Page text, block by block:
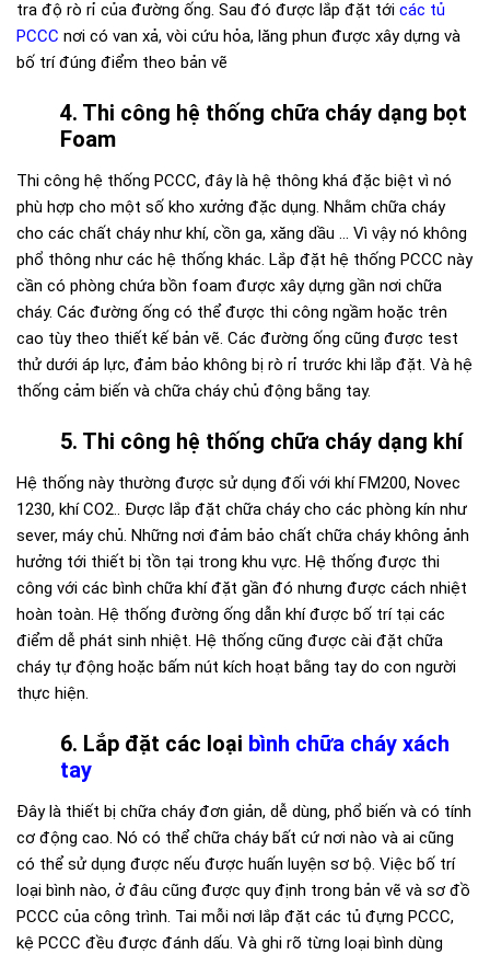
tra độ rò rỉ của đường ống. Sau đó được lắp đặt tới các tủ
PCCC nơi có van xả, vòi cứu hỏa, lăng phun được xây dựng và
bố trí đúng điểm theo bản vẽ
4. Thi công hệ thống chữa cháy dạng bọt
Foam
Thi công hệ thống PCCC, đây là hệ thông khá đặc biệt vì nó
phù hợp cho một số kho xưởng đặc dụng. Nhằm chữa cháy
cho các chất cháy như khí, cồn ga, xăng dầu … Vì vậy nó không
phổ thông như các hệ thống khác. Lắp đặt hệ thống PCCC này
cần có phòng chứa bồn foam được xây dựng gần nơi chữa
cháy. Các đường ống có thể được thi công ngầm hoặc trên
cao tùy theo thiết kế bản vẽ. Các đường ống cũng được test
thử dưới áp lực, đảm bảo không bị rò rỉ trước khi lắp đặt. Và hệ
thống cảm biến và chữa cháy chủ động bằng tay.
5. Thi công hệ thống chữa cháy dạng khí
Hệ thống này thường được sử dụng đối với khí FM200, Novec
1230, khí CO2.. Được lắp đặt chữa cháy cho các phòng kín như
sever, máy chủ. Những nơi đảm bảo chất chữa cháy không ảnh
hưởng tới thiết bị tồn tại trong khu vực. Hệ thống được thi
công với các bình chữa khí đặt gần đó nhưng được cách nhiệt
hoàn toàn. Hệ thống đường ống dẫn khí được bố trí tại các
điểm dễ phát sinh nhiệt. Hệ thống cũng được cài đặt chữa
cháy tự động hoặc bấm nút kích hoạt bằng tay do con người
thực hiện.
6. Lắp đặt các loại bình chữa cháy xách
tay
Đây là thiết bị chữa cháy đơn giản, dễ dùng, phổ biến và có tính
cơ động cao. Nó có thể chữa cháy bất cứ nơi nào và ai cũng
có thể sử dụng được nếu được huấn luyện sơ bộ. Việc bố trí
loại bình nào, ở đâu cũng được quy định trong bản vẽ và sơ đồ
PCCC của công trình. Tai mỗi nơi lắp đặt các tủ đựng PCCC,
kệ PCCC đều được đánh dấu. Và ghi rõ từng loại bình dùng